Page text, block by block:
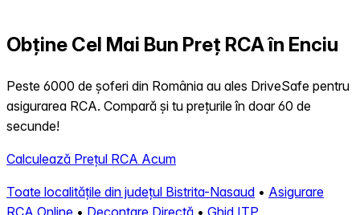
Obține Cel Mai Bun Preț RCA în Enciu
Peste 6000 de șoferi din România au ales DriveSafe pentru
asigurarea RCA. Compară și tu prețurile în doar 60 de
secunde!
Calculează Prețul RCA Acum
Toate localitățile din județul Bistrita-Nasaud • Asigurare